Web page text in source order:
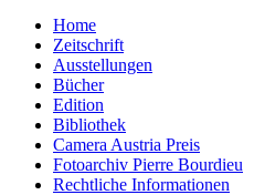
Home
Zeitschrift
Ausstellungen
Bücher
Edition
Bibliothek
Camera Austria Preis
Fotoarchiv Pierre Bourdieu
Rechtliche Informationen